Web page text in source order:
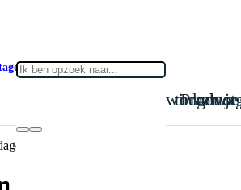
Product
is toegevoegd aan je